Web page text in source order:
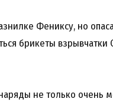
Фениксу, но
брикеты
не только очень